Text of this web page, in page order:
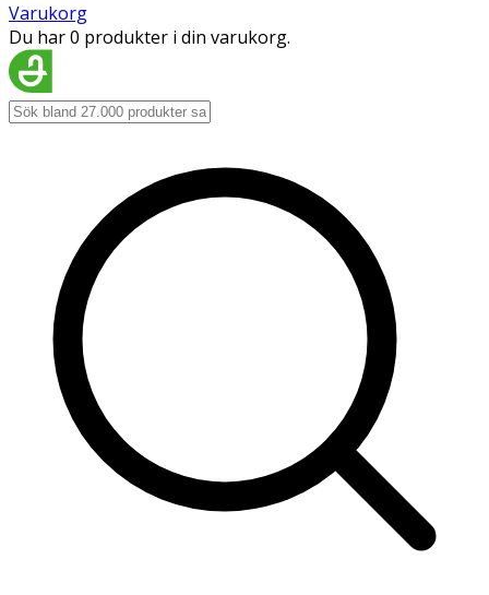
Varukorg
Du har 0 produkter i din varukorg.